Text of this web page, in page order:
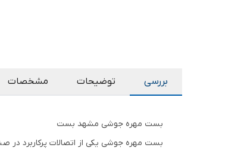
بررسی توضیحات مشخصات
بست مهره جوشی مشهد بست
بست مهره جوشی یکی از اتصالات پرکاربرد در